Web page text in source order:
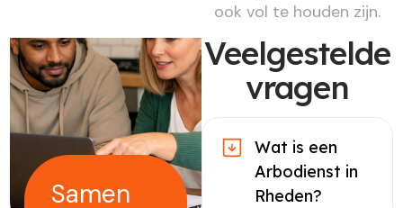
ook vol te houden zijn.
Samen
Veelgestelde
vragen
Wat is een
Arbodienst in
Rheden?